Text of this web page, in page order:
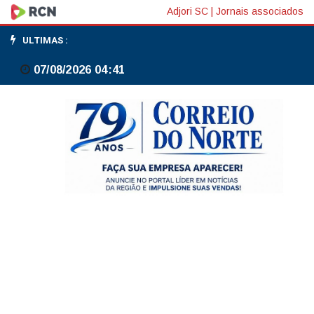
Bolsas
da
Europa
fecham
direção
Adjori SC Jornais associados
ULTIMAS :
07/08/2026 04:41